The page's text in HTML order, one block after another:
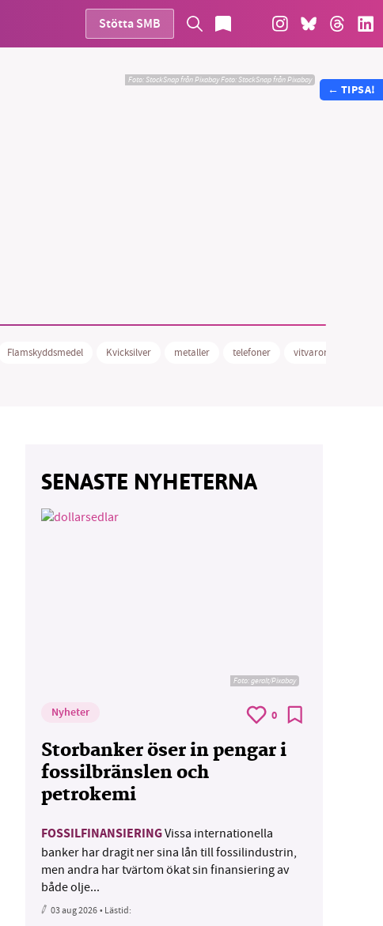
Stötta SMB
Foto: StockSnap från PixabayFoto:StockSnap från Pixabay
Flamskyddsmedel Kvicksilver metaller telefoner vitvaror
SENASTE NYHETERNA
Foto:geralt/Pixabay
Nyheter 0
Storbanker öser in pengar i
fossilbränslen och
petrokemi
FOSSILFINANSIERINGVissa internationella
banker har dragit ner sina lån till fossilindustrin,
men andra har tvärtom ökat sin finansiering av
både olje...
03 aug 2026• Lästid:
← TIPSA!